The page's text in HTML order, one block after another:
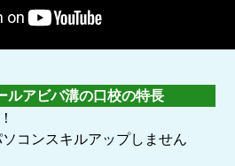
ルアビバ溝の口校の特長
コンスキルアップしません